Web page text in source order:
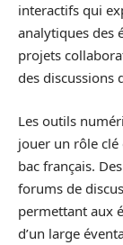
interactifs qui
analytiques des
projets
des discussions
Les outils
jouer un rôle clé
bac français.
forums de
permettant aux
d’un large